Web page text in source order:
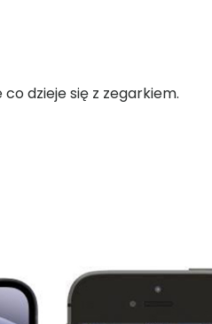
dzieje się z zegarkiem.